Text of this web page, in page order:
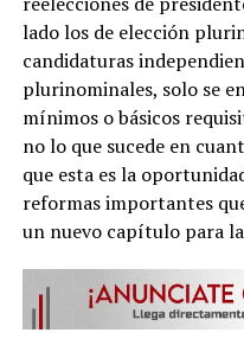
lado los de elección
candidaturas
plurinominales, solo se
mínimos o básicos
no lo que sucede en
que esta es la
reformas importantes
un nuevo capítulo para la